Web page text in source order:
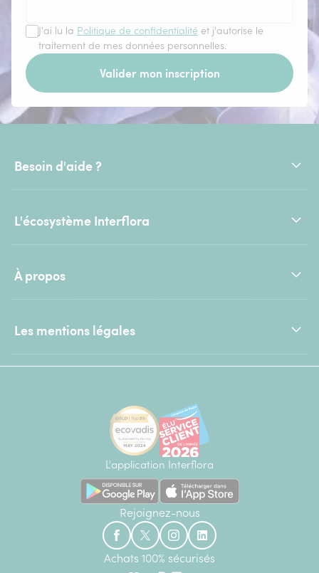
J'ai lu la Politique de confidentialité et j'autorise le
traitement de mes données personnelles.
Valider mon inscription
Besoin d'aide ?
L'écosystème Interflora
À propos
Les mentions légales
L'application Interflora
Rejoignez-nous
Achats 100% sécurisés